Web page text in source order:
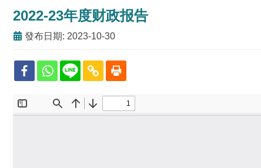
2022-23年度财政报告
發布日期: 2023-10-30